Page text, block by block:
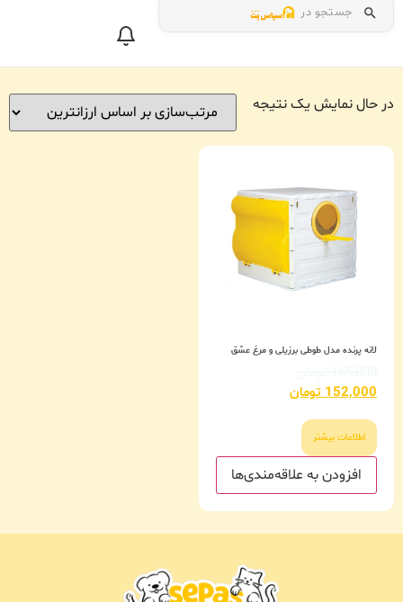
جستجو در
در حال نمایش یک نتیجه
لانه پرنده مدل طوطی برزیلی و مرغ عشق
152,000تومان
اطلاعات بیشتر
افزودن به علاقه‌مندی‌ها